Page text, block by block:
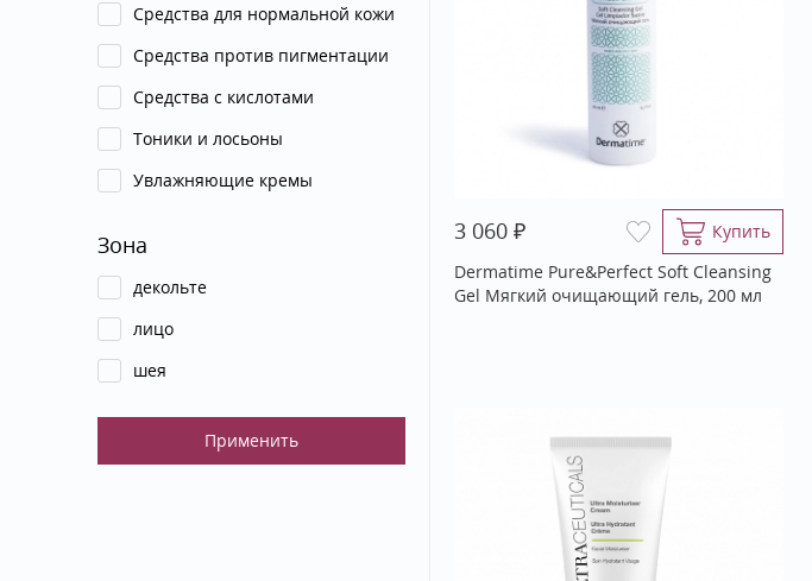
Средства для нормальной кожи
Средства против пигментации
Средства с кислотами
Тоники и лосьоны
Увлажняющие кремы
Зона
декольте
лицо
шея
3 060 ₽
Купить
Dermatime Pure&Perfect Soft Cleansing
Gel Мягкий очищающий гель, 200 мл